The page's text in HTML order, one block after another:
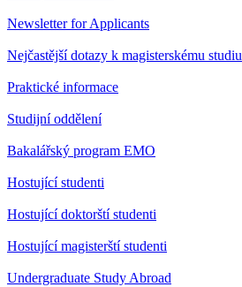
Newsletter for Applicants
Nejčastější dotazy k magisterskému studiu
Praktické informace
Studijní oddělení
Bakalářský program EMO
Hostující studenti
Hostující doktorští studenti
Hostující magisterští studenti
Undergraduate Study Abroad